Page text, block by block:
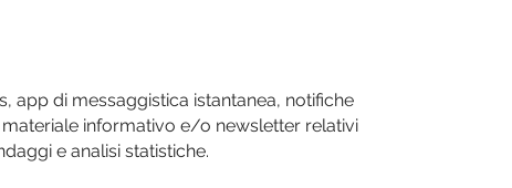
app di messaggistica istantanea, notifiche
informativo e/o newsletter relativi
e analisi statistiche.